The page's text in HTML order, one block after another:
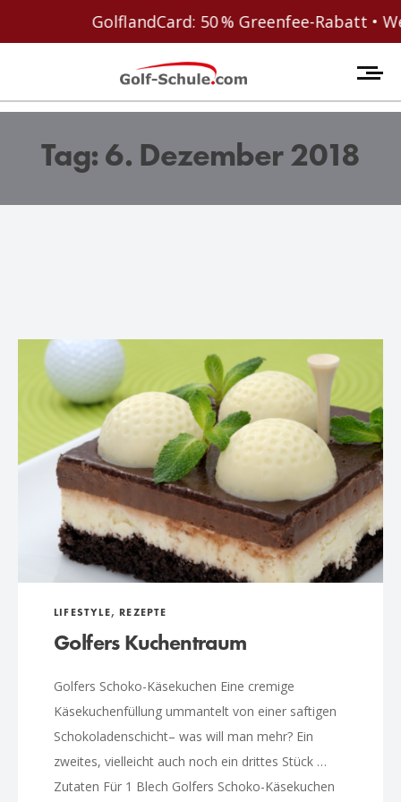
GolflandCard: 50 % Greenfee-Rabatt •
Tag: 6. Dezember 2018
LIFESTYLE,REZEPTE
Golfers Kuchentraum
Golfers Schoko-Käsekuchen Eine cremige
Käsekuchenfüllung ummantelt von einer saftigen
Schokoladenschicht– was will man mehr? Ein
zweites, vielleicht auch noch ein drittes Stück …
Zutaten Für 1 Blech Golfers Schoko-Käsekuchen